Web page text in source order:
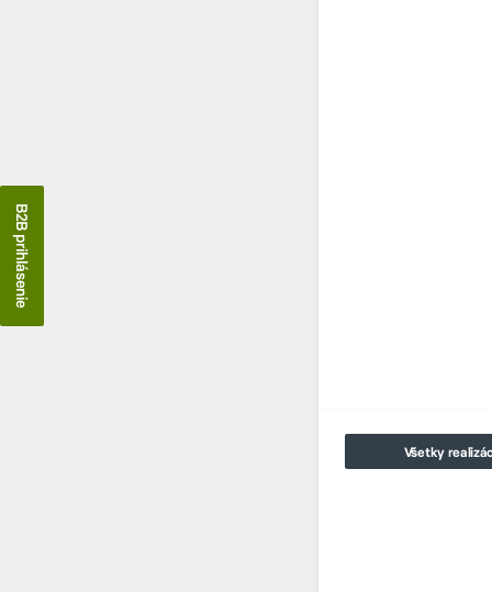
Všetky
B2B prihlásenie